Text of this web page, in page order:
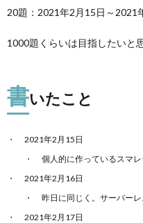
グで解い
た問題数
0.1.
「プ
ログ
ング
ト攻
のア
20題：2021年2月15日～2021
1000題くらいは目指したいと
書いたこと
2021年2月15日
個人的に作っているスマ
2021年2月16日
昨日に同じく。サーバーレ
2021年2月17日